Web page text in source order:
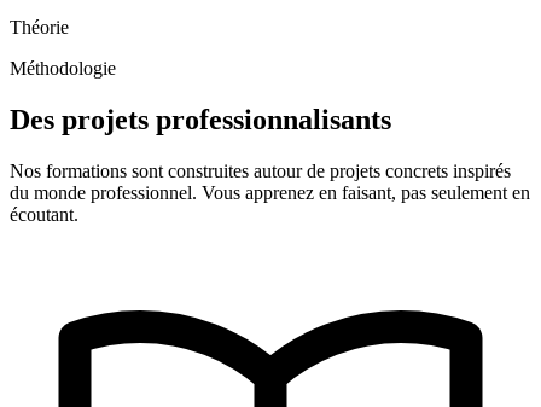
Théorie
Méthodologie
Des projets professionnalisants
Nos formations sont construites autour de projets concrets inspirés
du monde professionnel. Vous apprenez en faisant, pas seulement en
écoutant.